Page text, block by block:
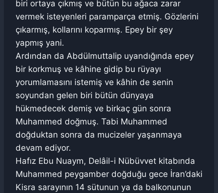
biri ortaya çıkmış ve bütün bu ağaca zarar
vermek isteyenleri paramparça etmiş. Gözlerini
çıkarmış, kollarını koparmış. Epey bir şey
yapmış yani.
Ardından da Abdülmuttalip uyandığında epey
bir korkmuş ve kâhine gidip bu rüyayı
yorumlamasını istemiş ve kâhin de senin
soyundan gelen biri bütün dünyaya
hükmedecek demiş ve birkaç gün sonra
Muhammed doğmuş. Tabi Muhammed
doğduktan sonra da mucizeler yaşanmaya
devam ediyor.
Hafız Ebu Nuaym, Delâil-i Nübüvvet kitabında
Muhammed peygamber doğduğu gece İran’daki
Kisra sarayının 14 sütunun ya da balkonunun